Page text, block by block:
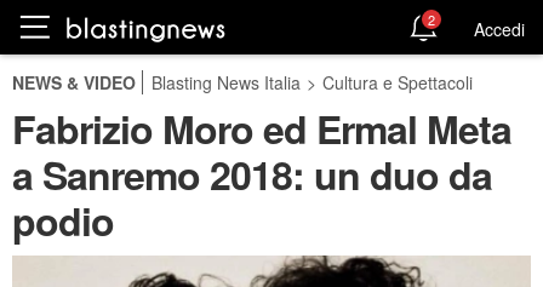
2 Accedi
NEWS & VIDEO Blasting News Italia > Cultura e Spettacoli
Fabrizio Moro ed Ermal Meta
a Sanremo 2018: un duo da
podio